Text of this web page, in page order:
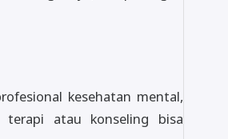
kesehatan mental,
terapi atau konseling bisa